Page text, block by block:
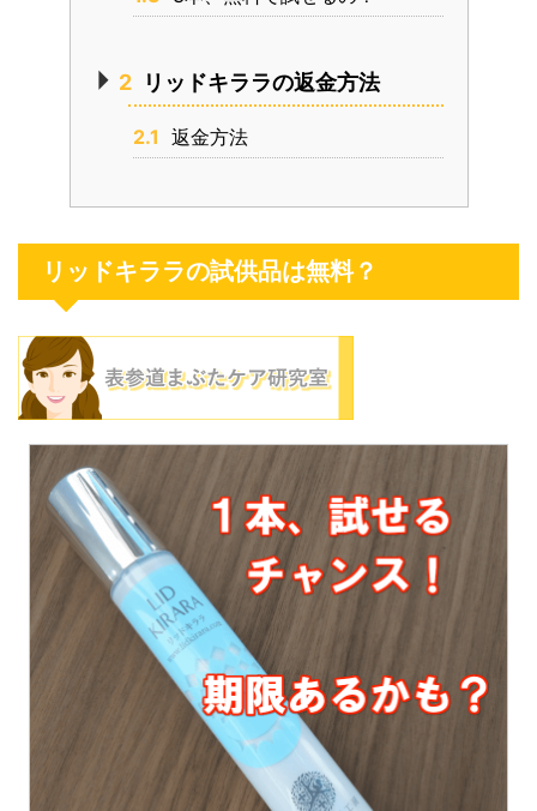
2 リッドキララの返金方法
2.1 返金方法
リッドキララの試供品は無料？